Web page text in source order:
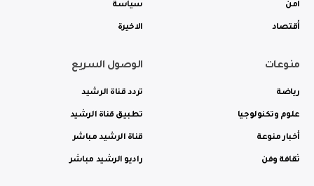
أمن
أقتصاد
سياسة
الاخيرة
منوعات
رياضة
علوم وتكنولوجيا
أخبار منوعة
ثقافة وفن
الوصول السريع
تردد قناة الرشيد
تطبيق قناة الرشيد
قناة الرشيد مباشر
راديو الرشيد مباشر